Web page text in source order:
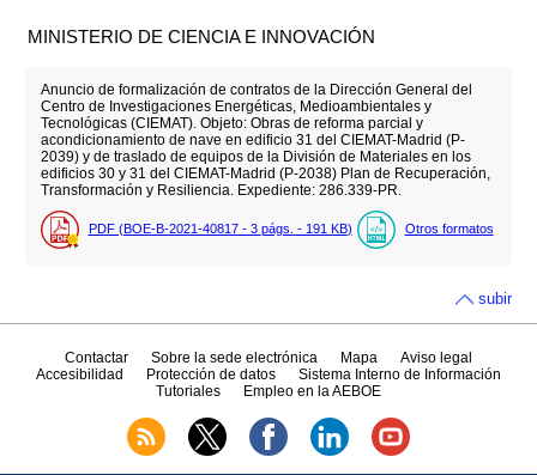
MINISTERIO DE CIENCIA E INNOVACIÓN
Anuncio de formalización de contratos de la Dirección General del
Centro de Investigaciones Energéticas, Medioambientales y
Tecnológicas (CIEMAT). Objeto: Obras de reforma parcial y
acondicionamiento de nave en edificio 31 del CIEMAT-Madrid (P-
2039) y de traslado de equipos de la División de Materiales en los
edificios 30 y 31 del CIEMAT-Madrid (P-2038) Plan de Recuperación,
Transformación y Resiliencia. Expediente: 286.339-PR.
PDF (BOE-B-2021-40817 - 3 págs. - 191 KB) Otros formatos
subir
Contactar Sobre la sede electrónica Mapa
Aviso legal
Accesibilidad
Protección de datos
Sistema Interno de Información
Tutoriales
Empleo en la AEBOE